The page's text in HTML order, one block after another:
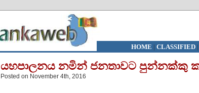
HOME | CLASSIFIED|
යහපාලනය නමින් ජනතාවට පුන්නක්කු
Posted on November 4th, 2016